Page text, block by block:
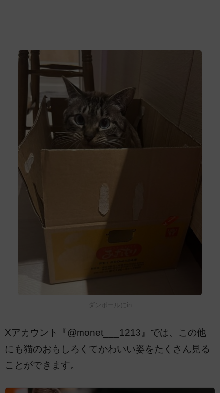
ダンボールにin
Xアカウント『@monet___1213』では、この他
にも猫のおもしろくてかわいい姿をたくさん見る
ことができます。